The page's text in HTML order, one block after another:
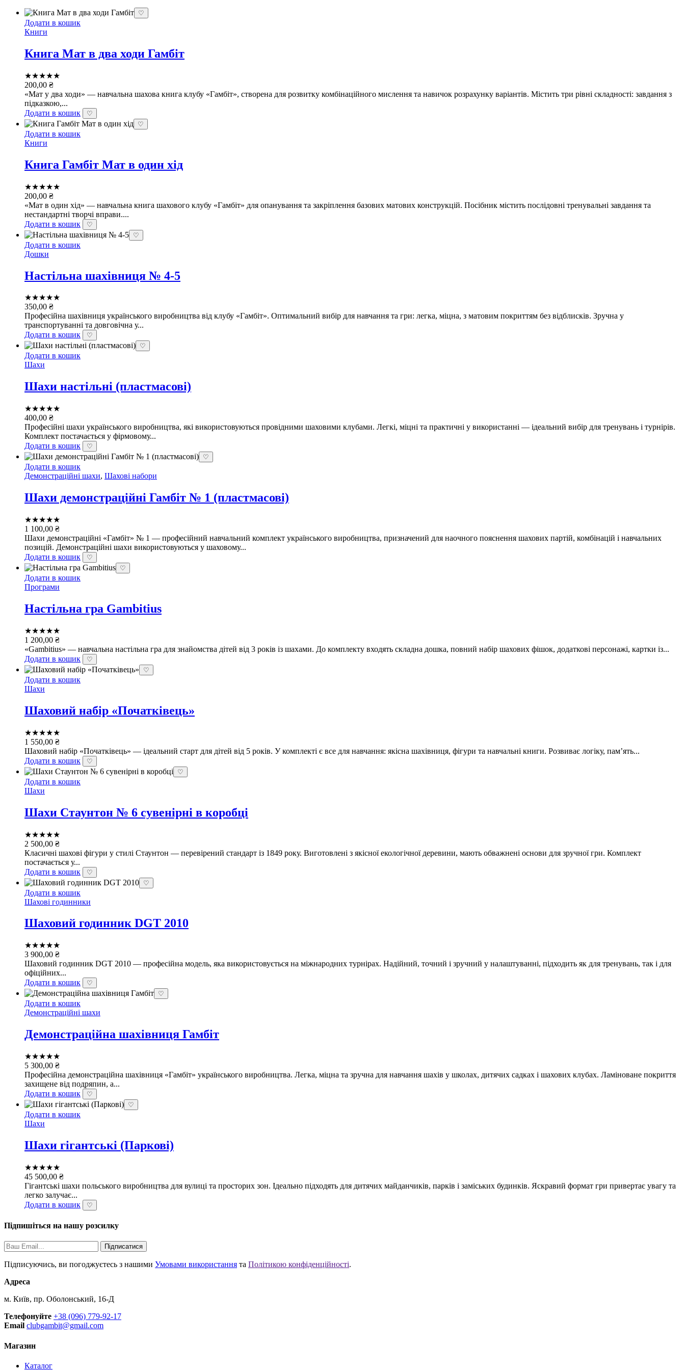
♡
Додати в кошик
Книги
Книга Мат в два ходи Гамбіт
★★★★★
200,00 ₴
«Мат у два ходи» — навчальна шахова книга клубу «Гамбіт», створена для розвитку комбінаційного мислення та навичок розрахунку варіантів. Містить три рівні складності: завдання з
підказкою,...
Додати в кошик
♡
♡
Додати в кошик
Книги
Книга Гамбіт Мат в один хід
★★★★★
200,00 ₴
«Мат в один хід» — навчальна книга шахового клубу «Гамбіт» для опанування та закріплення базових матових конструкцій. Посібник містить послідовні тренувальні завдання та
нестандартні творчі вправи....
Додати в кошик
♡
♡
Додати в кошик
Дошки
Настільна шахівниця № 4-5
★★★★★
350,00 ₴
Професійна шахівниця українського виробництва від клубу «Гамбіт». Оптимальний вибір для навчання та гри: легка, міцна, з матовим покриттям без відблисків. Зручна у
транспортуванні та довговічна у...
Додати в кошик
♡
♡
Додати в кошик
Шахи
Шахи настільні (пластмасові)
★★★★★
400,00 ₴
Професійні шахи українського виробництва, які використовуються провідними шаховими клубами. Легкі, міцні та практичні у використанні — ідеальний вибір для тренувань і турнірів.
Комплект постачається у фірмовому...
Додати в кошик
♡
♡
Додати в кошик
Демонстраційні шахи, Шахові набори
Шахи демонстраційні Гамбіт № 1 (пластмасові)
★★★★★
1 100,00 ₴
Шахи демонстраційні «Гамбіт» № 1 — професійний навчальний комплект українського виробництва, призначений для наочного пояснення шахових партій, комбінацій і навчальних
позицій. Демонстраційні шахи використовуються у шаховому...
Додати в кошик
♡
♡
Додати в кошик
Програми
Настільна гра Gambitius
★★★★★
1 200,00 ₴
«Gambitius» — навчальна настільна гра для знайомства дітей від 3 років із шахами. До комплекту входять складна дошка, повний набір шахових фішок, додаткові персонажі, картки із...
Додати в кошик
♡
♡
Додати в кошик
Шахи
Шаховий набір «Початківець»
★★★★★
1 550,00 ₴
Шаховий набір «Початківець» — ідеальний старт для дітей від 5 років. У комплекті є все для навчання: якісна шахівниця, фігури та навчальні книги. Розвиває логіку, пам’ять...
Додати в кошик
♡
♡
Додати в кошик
Шахи
Шахи Стаунтон № 6 сувенірні в коробці
★★★★★
2 500,00 ₴
Класичні шахові фігури у стилі Стаунтон — перевірений стандарт із 1849 року. Виготовлені з якісної екологічної деревини, мають обважнені основи для зручної гри. Комплект
постачається у...
Додати в кошик
♡
♡
Додати в кошик
Шахові годинники
Шаховий годинник DGT 2010
★★★★★
3 900,00 ₴
Шаховий годинник DGT 2010 — професійна модель, яка використовується на міжнародних турнірах. Надійний, точний і зручний у налаштуванні, підходить як для тренувань, так і для
офіційних...
Додати в кошик
♡
♡
Додати в кошик
Демонстраційні шахи
Демонстраційна шахівниця Гамбіт
★★★★★
5 300,00 ₴
Професійна демонстраційна шахівниця «Гамбіт» українського виробництва. Легка, міцна та зручна для навчання шахів у школах, дитячих садках і шахових клубах. Ламіноване покриття
захищене від подряпин, а...
Додати в кошик
♡
♡
Додати в кошик
Шахи
Шахи гігантські (Паркові)
★★★★★
45 500,00 ₴
Гігантські шахи польського виробництва для вулиці та просторих зон. Ідеально підходять для дитячих майданчиків, парків і заміських будинків. Яскравий формат гри привертає увагу та
легко залучає...
Додати в кошик
♡
Підпишіться на нашу розсилку
Підписатися
Підписуючись, ви погоджуєтесь з нашими Умовами використання та Політикою конфіденційності.
Адреса
м. Київ, пр. Оболонський, 16-Д
Телефонуйте +38 (096) 779-92-17
Email clubgambit@gmail.com
Магазин
Каталог